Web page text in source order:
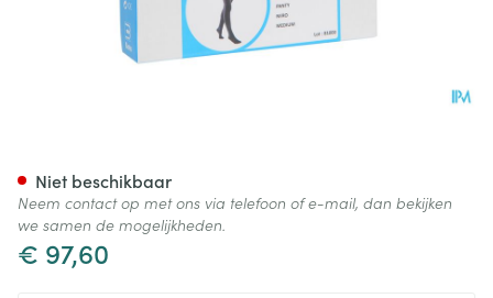
€ 97,60
Niet beschikbaar
Neem contact op met ons via telefoon of e-mail, dan bekijken
we samen de mogelijkheden.